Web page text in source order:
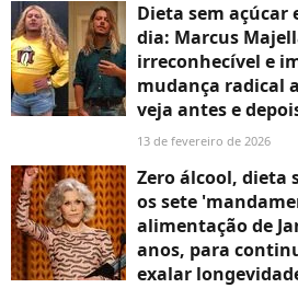
Dieta sem açúcar
dia: Marcus
irreconhecível e
mudança radical
veja antes e
13 de fevereiro de 2026
Zero álcool, dieta
os sete
alimentação de
anos, para
exalar